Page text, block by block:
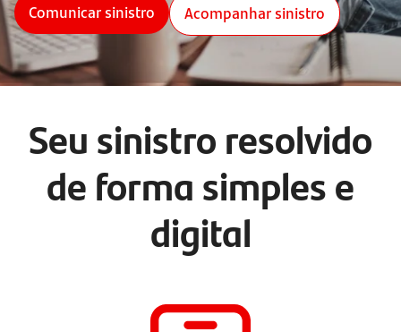
Comunicar sinistro Acompanhar sinistro
Seu sinistro resolvido
de forma simples e
digital